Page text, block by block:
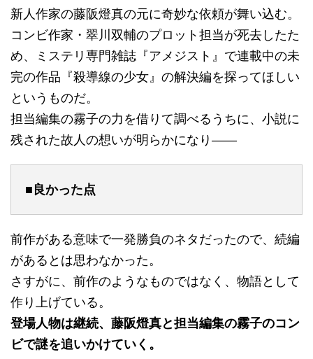
新人作家の藤阪燈真の元に奇妙な依頼が舞い込む。
コンビ作家・翠川双輔のプロット担当が死去したた
め、ミステリ専門雑誌『アメジスト』で連載中の未
完の作品『殺導線の少女』の解決編を探ってほしい
というものだ。
担当編集の霧子の力を借りて調べるうちに、小説に
残された故人の想いが明らかになり――
■良かった点
前作がある意味で一発勝負のネタだったので、続編
があるとは思わなかった。
さすがに、前作のようなものではなく、物語として
作り上げている。
登場人物は継続、藤阪燈真と担当編集の霧子のコン
ビで謎を追いかけていく。